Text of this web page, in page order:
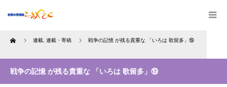
Home 連載 連載・寄稿 戦争の記憶 が残る貴重な 「いろは 歌留多」⑲
戦争の記憶 が残る貴重な 「いろは 歌留多」⑲